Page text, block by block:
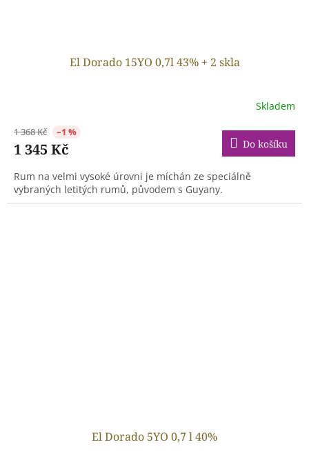
El Dorado 15YO 0,7l 43% + 2 skla
Skladem
1 368 Kč –1 %
1 345 Kč Do košíku
Rum na velmi vysoké úrovni je míchán ze speciálně
vybraných letitých rumů, původem s Guyany.
El Dorado 5YO 0,7 l 40%